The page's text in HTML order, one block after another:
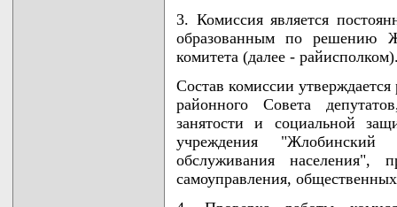
3. Комиссия является
образованным по решению
комитета (далее -
Состав комиссии
районного Совета
занятости и социальной
учреждения "Жлобинский
обслуживания населения",
самоуправления,